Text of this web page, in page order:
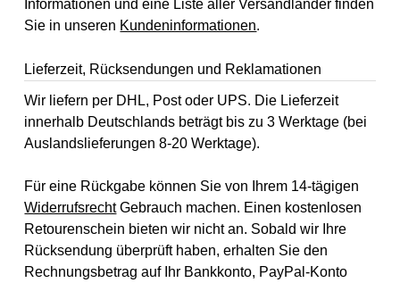
Informationen und eine Liste aller Versandländer finden
Sie in unseren Kundeninformationen.
Lieferzeit, Rücksendungen und Reklamationen
Wir liefern per DHL, Post oder UPS. Die Lieferzeit
innerhalb Deutschlands beträgt bis zu 3 Werktage (bei
Auslandslieferungen 8-20 Werktage).
Für eine Rückgabe können Sie von Ihrem 14-tägigen
WiderrufsrechtGebrauch machen. Einen kostenlosen
Retourenschein bieten wir nicht an. Sobald wir Ihre
Rücksendung überprüft haben, erhalten Sie den
Rechnungsbetrag auf Ihr Bankkonto, PayPal-Konto